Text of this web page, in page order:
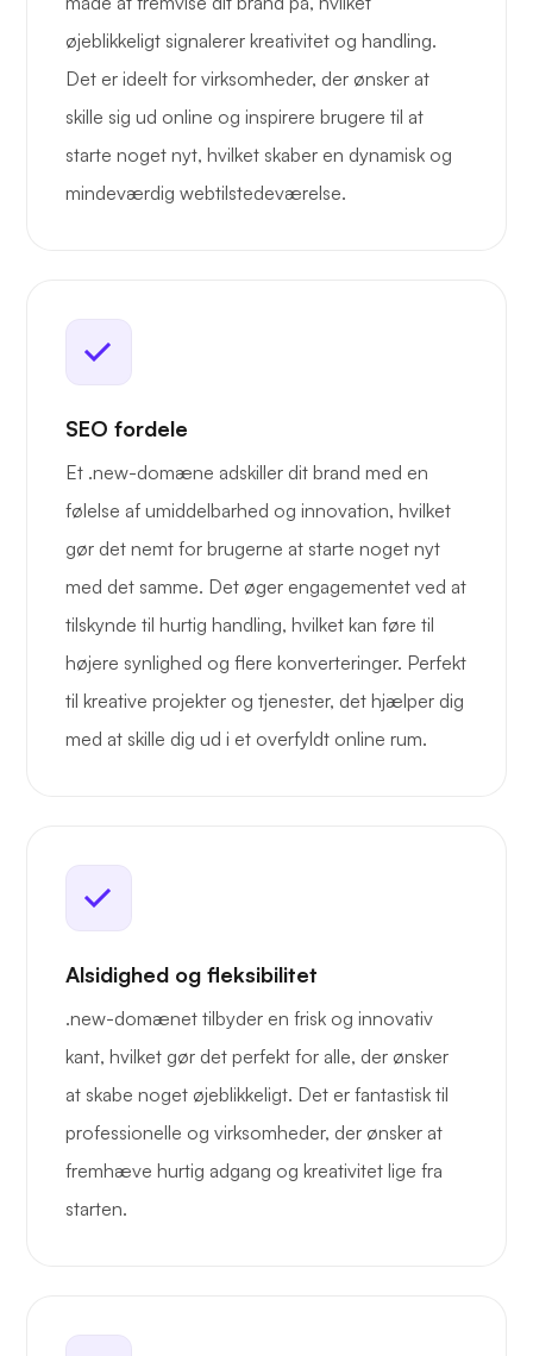
øjeblikkeligt signalerer kreativitet og handling.
Det er ideelt for virksomheder, der ønsker at
skille sig ud online og inspirere brugere til at
starte noget nyt, hvilket skaber en dynamisk og
mindeværdig webtilstedeværelse.
SEO fordele
Et .new-domæne adskiller dit brand med en
følelse af umiddelbarhed og innovation, hvilket
gør det nemt for brugerne at starte noget nyt
med det samme. Det øger engagementet ved at
tilskynde til hurtig handling, hvilket kan føre til
højere synlighed og flere konverteringer. Perfekt
til kreative projekter og tjenester, det hjælper dig
med at skille dig ud i et overfyldt online rum.
Alsidighed og fleksibilitet
.new-domænet tilbyder en frisk og innovativ
kant, hvilket gør det perfekt for alle, der ønsker
at skabe noget øjeblikkeligt. Det er fantastisk til
professionelle og virksomheder, der ønsker at
fremhæve hurtig adgang og kreativitet lige fra
starten.